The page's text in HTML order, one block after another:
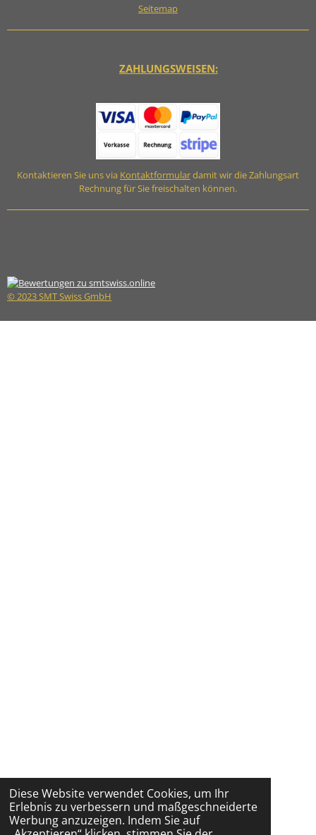
Diese Website verwendet Cookies, um Ihr
Erlebnis zu verbessern und maßgeschneiderte
Werbung anzuzeigen. Indem Sie auf
Seitemap
ZAHLUNGSWEISEN:
Kontaktieren Sie uns via Kontaktformulardamit wir die Zahlungsart
Rechnung für Sie freischalten können.
© 2023 SMT Swiss GmbH